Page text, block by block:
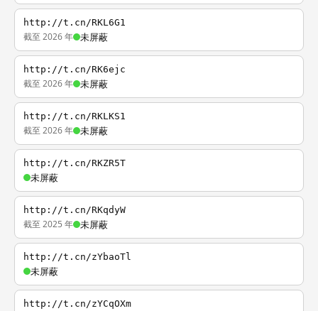
http://t.cn/RKL6G1
截至 2026 年 未屏蔽
http://t.cn/RK6ejc
截至 2026 年 未屏蔽
http://t.cn/RKLKS1
截至 2026 年 未屏蔽
http://t.cn/RKZR5T
未屏蔽
http://t.cn/RKqdyW
截至 2025 年 未屏蔽
http://t.cn/zYbaoTl
未屏蔽
http://t.cn/zYCqOXm